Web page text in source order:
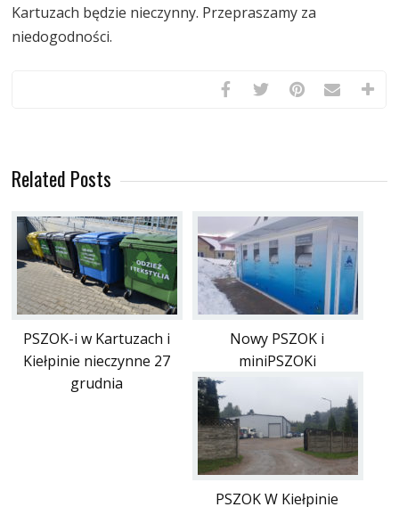
Kartuzach będzie nieczynny. Przepraszamy za
niedogodności.
Related Posts
PSZOK-i w Kartuzach i
Kiełpinie nieczynne 27
grudnia
Nowy PSZOK i
miniPSZOKi
PSZOK W Kiełpinie